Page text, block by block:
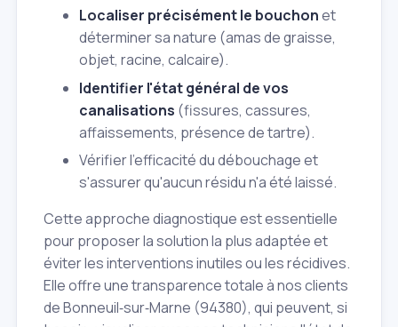
Localiser précisément le bouchonet
déterminer sa nature (amas de graisse,
objet, racine, calcaire).
Identifier l'état général de vos
canalisations (fissures, cassures,
affaissements, présence de tartre).
Vérifier l'efficacité du débouchage et
s'assurer qu'aucun résidu n'a été laissé.
Cette approche diagnostique est essentielle
pour proposer la solution la plus adaptée et
éviter les interventions inutiles ou les récidives.
Elle offre une transparence totale à nos clients
de Bonneuil‑sur‑Marne (94380), qui peuvent, si